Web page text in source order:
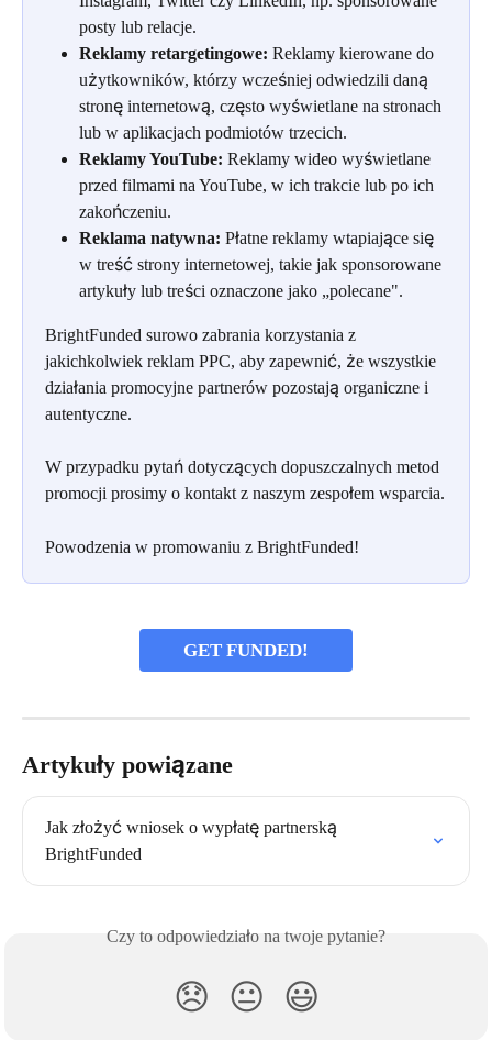
posty lub relacje.
Reklamy retargetingowe: Reklamy kierowane do
użytkowników, którzy wcześniej odwiedzili daną
stronę internetową, często wyświetlane na stronach
lub w aplikacjach podmiotów trzecich.
Reklamy YouTube: Reklamy wideo wyświetlane
przed filmami na YouTube, w ich trakcie lub po ich
zakończeniu.
Reklama natywna: Płatne reklamy wtapiające się
w treść strony internetowej, takie jak sponsorowane
artykuły lub treści oznaczone jako „polecane".
BrightFunded surowo zabrania korzystania z
jakichkolwiek reklam PPC, aby zapewnić, że wszystkie
działania promocyjne partnerów pozostają organiczne i
autentyczne.
W przypadku pytań dotyczących dopuszczalnych metod
promocji prosimy o kontakt z naszym zespołem wsparcia.
Powodzenia w promowaniu z BrightFunded!
GET FUNDED!
Artykuły powiązane
Jak złożyć wniosek o wypłatę partnerską
BrightFunded
Czy to odpowiedziało na twoje pytanie?
😞 😐 😃